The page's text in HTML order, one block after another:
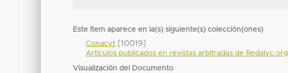
Este ítem aparece en la(s) siguiente(s) colección(ones)
Conacyt [10019]
Artículos publicados en revistas arbitradas de Redalyc.org
Visualización del Documento